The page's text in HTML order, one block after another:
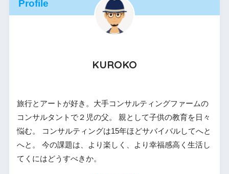
Profile
KUROKO
旅行とアートが好き。大手コンサルティングファームの
コンサルタントで２児の父。 親として子供の教育を日々
悩む。 コンサルティングは15年ほどサバイバルしてへと
へと。 今の課題は、より楽しく、より幸福感高く生活し
てくにはどうすべきか。